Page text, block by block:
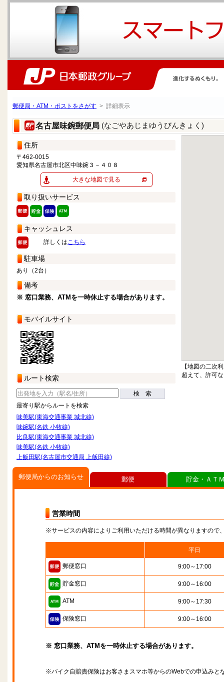
郵便局・ATM・ポストをさがす > 詳細表示
名古屋味鋺郵便局 (なごやあじまゆうびんきょく)
住所
〒462-0015
愛知県名古屋市北区中味鋺３－４０８
大きな地図で見る
取り扱いサービス
キャッシュレス
詳しくはこちら
駐車場
あり（2台）
備考
※ 窓口業務、ATMを一時休止する場合があります。
モバイルサイト
ルート検索
検 索
最寄り駅からルートを検索
味美駅(東海交通事業 城北線)
味鋺駅(名鉄 小牧線)
比良駅(東海交通事業 城北線)
味美駅(名鉄 小牧線)
上飯田駅(名古屋市交通局 上飯田線)
【地図の二次
超えて、許可
郵便局からのお知らせ
営業時間
※サービスの内容によりご利用いただける時間が異なりますので
平日
郵便窓口 9:00～17:00
貯金窓口 9:00～16:00
ATM 9:00～17:30
保険窓口 9:00～16:00
※ 窓口業務、ATMを一時休止する場合があります。
※バイク自賠責保険はお客さまスマホ等からのWebでの申込みと
郵便 貯金・ＡＴ